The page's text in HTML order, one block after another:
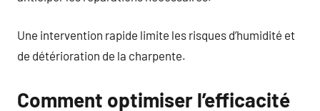
Une intervention rapide limite les risques d’humidité et
de détérioration de la charpente.
Comment optimiser l’efficacité